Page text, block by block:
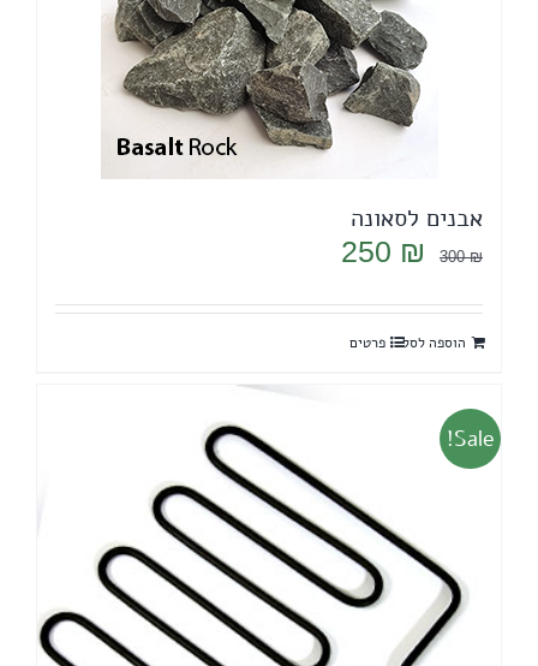
אבנים לסאונה
300₪
המחיר
היה:
300 ₪.
250 ₪
הוא:
הוספה לסל פרטים
Sale!